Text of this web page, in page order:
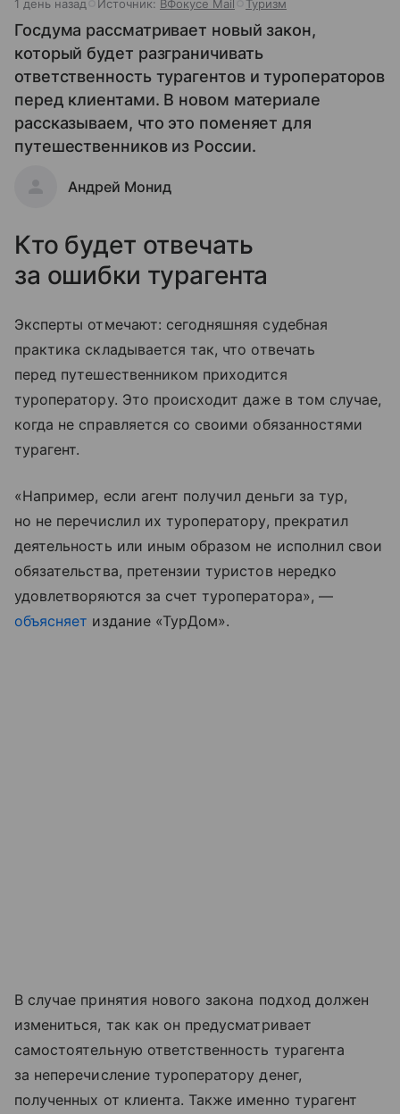
1 день назад Источник: ВФокусе Mail Туризм
Госдума рассматривает новый закон,
который будет разграничивать
ответственность турагентов и туроператоров
перед клиентами. В новом материале
рассказываем, что это поменяет для
путешественников из России.
Андрей Монид
Кто будет отвечать
за ошибки турагента
Эксперты отмечают: сегодняшняя судебная
практика складывается так, что отвечать
перед путешественником приходится
туроператору. Это происходит даже в том случае,
когда не справляется со своими обязанностями
турагент.
«Например, если агент получил деньги за тур,
но не перечислил их туроператору, прекратил
деятельность или иным образом не исполнил свои
обязательства, претензии туристов нередко
удовлетворяются за счет туроператора», —
объясняет издание «ТурДом».
В случае принятия нового закона подход должен
измениться, так как он предусматривает
самостоятельную ответственность турагента
за неперечисление туроператору денег,
полученных от клиента. Также именно турагент